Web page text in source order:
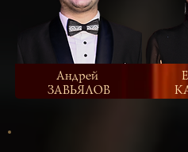
Андрей
ЗАВЬЯЛОВ